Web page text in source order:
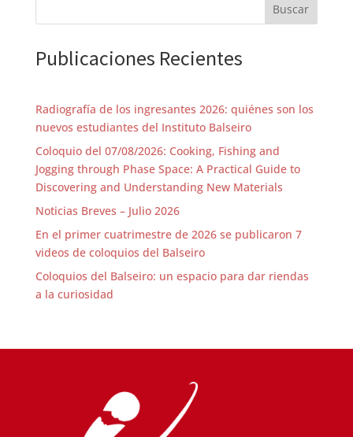
Buscar
Publicaciones Recientes
Radiografía de los ingresantes 2026: quiénes son los
nuevos estudiantes del Instituto Balseiro
Coloquio del 07/08/2026: Cooking, Fishing and
Jogging through Phase Space: A Practical Guide to
Discovering and Understanding New Materials
Noticias Breves – Julio 2026
En el primer cuatrimestre de 2026 se publicaron 7
videos de coloquios del Balseiro
Coloquios del Balseiro: un espacio para dar riendas
a la curiosidad